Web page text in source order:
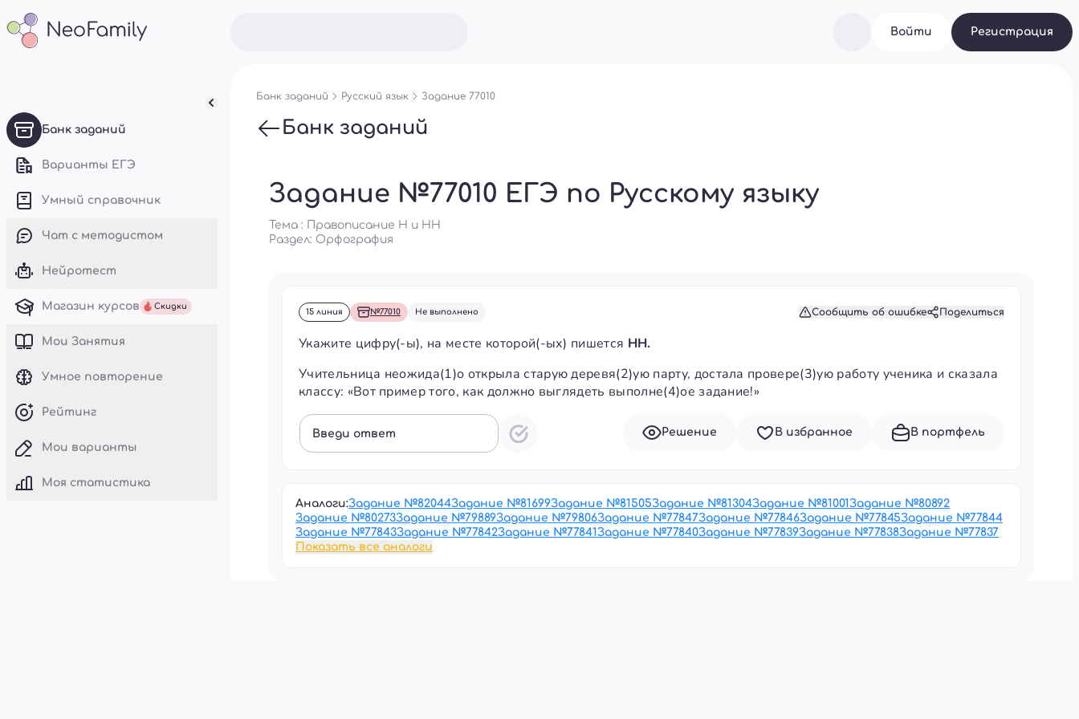
Банк заданий
Варианты ЕГЭ
Умный справочник
Чат с методистом
Нейротест
Магазин курсов Скидки
Mои Занятия
Умное повторение
Рейтинг
Мои варианты
Моя статистика
Войти Регистрация
Банк заданий Русский язык Задание 77010
Банк заданий
Задание №77010 ЕГЭ по Русскому языку
Тема : Правописание Н и НН
Раздел: Орфография
15 линия №77010 Не выполнено Сообщить об ошибке Поделиться
Укажите цифру(-ы), на месте которой(-ых) пишется НН.
Учительница неожида(1)о открыла старую деревя(2)ую парту, достала провере(3)ую работу ученика и сказала
классу: «Вот пример того, как должно выглядеть выполне(4)ое задание!»
Введи ответ Решение В избранное В портфель
Аналоги:Задание №82044Задание №81699Задание №81505Задание №81304Задание №81001Задание №80892
Задание №80273Задание №79889Задание №79806Задание №77847Задание №77846Задание №77845Задание №77844
Задание №77843Задание №77842Задание №77841Задание №77840Задание №77839Задание №77838Задание №77837
Показать все аналоги